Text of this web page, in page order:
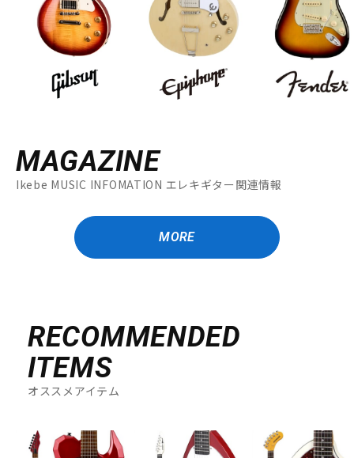
MAGAZINE
Ikebe MUSIC INFOMATION エレキギター関連情報
MORE
RECOMMENDED
ITEMS
オススメアイテム